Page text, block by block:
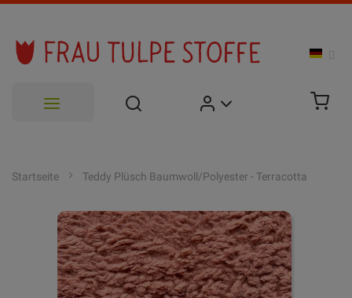
Startseite Teddy Plüsch Baumwoll/Polyester - Terracotta
Bildgalerie
springen